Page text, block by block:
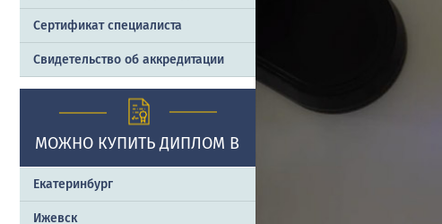
Сертификат специалиста
Свидетельство об аккредитации
МОЖНО КУПИТЬ ДИПЛОМ В
Екатеринбург
Ижевск